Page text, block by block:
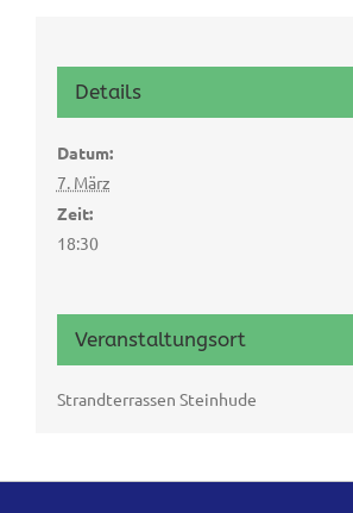
Details
Datum:
7. März
Zeit:
18:30
Veranstaltungsort
Strandterrassen Steinhude